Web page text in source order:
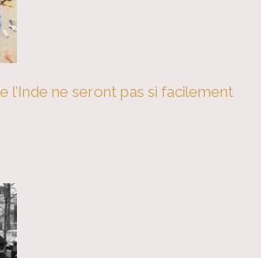
l’Inde ne seront pas si facilement